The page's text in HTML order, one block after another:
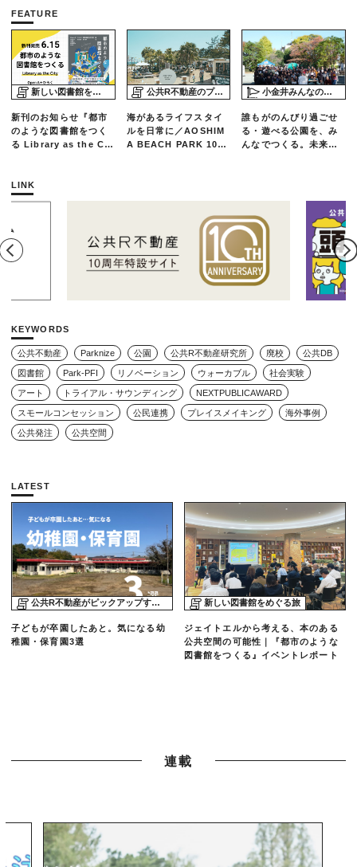
FEATURE
新しい図書館をめぐる旅
新刊のお知らせ『都市
のような図書館をつく
る Library as the Cit
公共R不動産のプロジェクトスタディ
海があるライフスタイ
ルを日常に／AOSHIM
A BEACH PARK 10年
小金井みんなの公園プロジェクト「play here」
誰もがのんびり過ごせ
る・遊べる公園を、み
んなでつくる。未来の
LINK
KEYWORDS
公共不動産 Parknize 公園 公共R不動産研究所 廃校 公共DB
図書館 Park-PFI リノベーション ウォーカブル 社会実験
アート トライアル・サウンディング NEXTPUBLICAWARD
スモールコンセッション 公民連携 プレイスメイキング 海外事例
公共発注 公共空間
LATEST
公共R不動産がピックアップする物件
子どもが卒園したあと。気になる幼
稚園・保育園3選
新しい図書館をめぐる旅
ジェイトエルから考える、本のある
公共空間の可能性｜『都市のような
図書館をつくる』イベントレポート
連載